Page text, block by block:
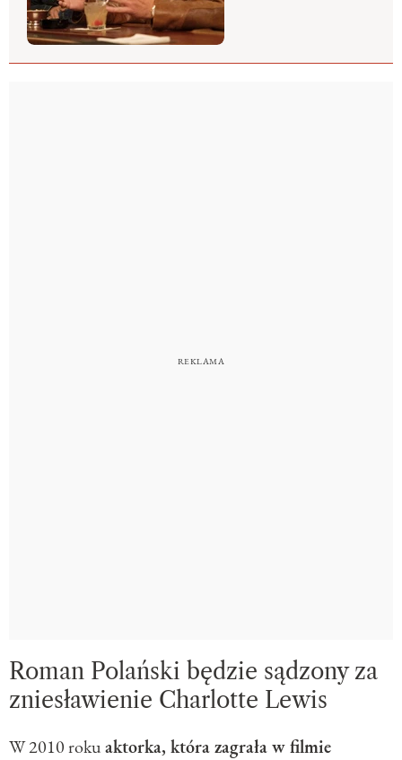
Roman Polański będzie sądzony za
zniesławienie Charlotte Lewis
W 2010 rokuaktorka, która zagrała w filmie